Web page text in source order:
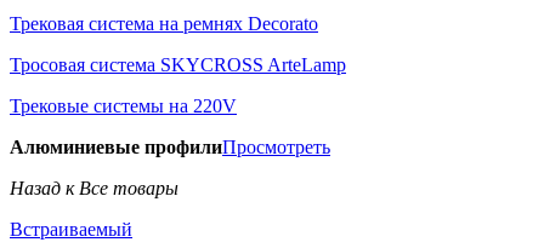
Трековая система на ремнях Decorato
Тросовая система SKYCROSS ArteLamp
Трековые системы на 220V
Алюминиевые профилиПросмотреть
Назад к Все товары
Встраиваемый